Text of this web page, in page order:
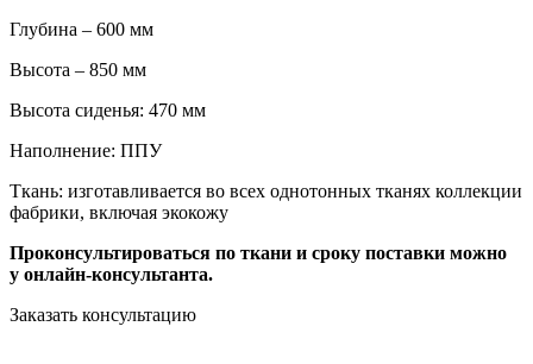
Глубина – 600 мм
Высота – 850 мм
Высота сиденья: 470 мм
Наполнение: ППУ
Ткань: изготавливается во всех однотонных тканях коллекции
фабрики, включая экокожу
Проконсультироваться по ткани и сроку поставки можно
у онлайн-консультанта.
Заказать консультацию